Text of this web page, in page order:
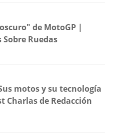
de MotoGP |
Sobre Ruedas
motos y su tecnología
Charlas de Redacción